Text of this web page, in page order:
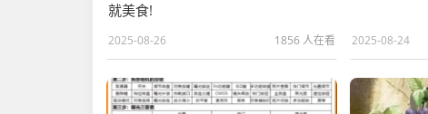
就美食!
2025-08-26 1856 人在看 2025-08-24